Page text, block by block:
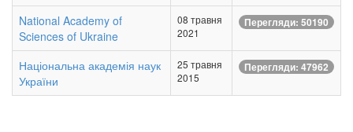
National Academy of
Sciences of Ukraine
08 травня
2021
Перегляди: 50190
Національна академія наук
України
25 травня
2015
Перегляди: 47962